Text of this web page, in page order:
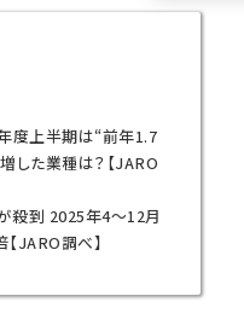
度上半期は“前年1.7
した業種は？【JARO
殺到 2025年4～12月
JARO調べ】